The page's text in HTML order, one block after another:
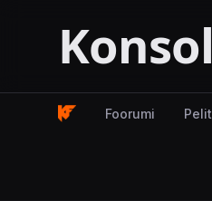
Foorumi Pelit